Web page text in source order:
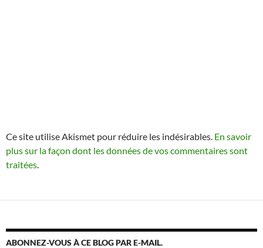
Ce site utilise Akismet pour réduire les indésirables. En savoir
plus sur la façon dont les données de vos commentaires sont
traitées.
ABONNEZ-VOUS À CE BLOG PAR E-MAIL.